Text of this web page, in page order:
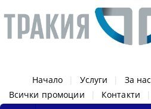
Начало Услуги За нас
Всички промоции
Контакти